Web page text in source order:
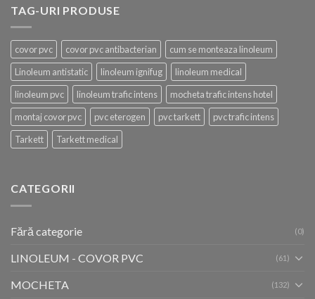
TAG-URI PRODUSE
covor pvc covor pvc antibacterian
cum se monteaza linoleum
Linoleum antistatic
linoleum ignifug
linoleum medical
linoleum pvc
linoleum trafic intens
mocheta trafic intens hotel
montaj covor pvc
pvc eterogen pvc tarkett
pvc trafic intens
Tarkett
Tarkett medical
CATEGORII
Fără categorie (0)
LINOLEUM - COVOR PVC (61)
MOCHETA (132)